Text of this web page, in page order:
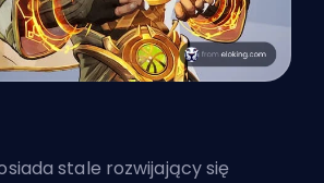
stale rozwijający się